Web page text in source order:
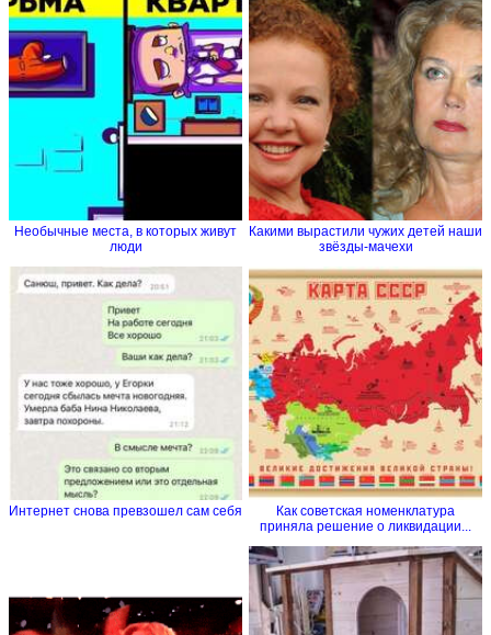
Необычные места, в которых живут
люди
Какими вырастили чужих детей наши
звёзды-мачехи
Интернет снова превзошел сам себя
Как советская номенклатура
приняла решение о ликвидации...